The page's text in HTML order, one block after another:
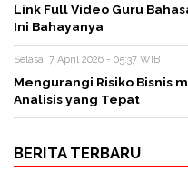
Link Full Video Guru
Ini Bahayanya
Selasa, 7 April 2026 - 05:37 WIB
Mengurangi Risiko Bisnis
Analisis yang Tepat
BERITA TERBARU